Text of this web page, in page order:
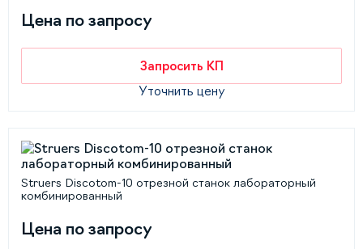
Цена по запросу
Запросить КП
Уточнить цену
Struers Discotom-10 отрезной станок лабораторный
комбинированный
Цена по запросу